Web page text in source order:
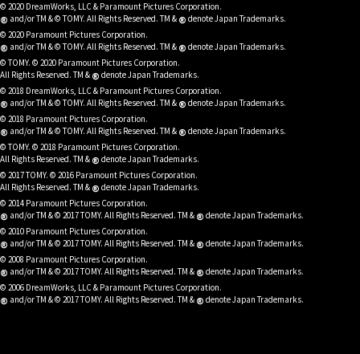
© 2020 DreamWorks, LLC & Paramount Pictures Corporation.
® and/or TM & © TOMY. All Rights Reserved. TM & ® denote Japan Trademarks.
© 2020 Paramount Pictures Corporation.
® and/or TM & © TOMY. All Rights Reserved. TM & ® denote Japan Trademarks.
© TOMY. © 2020 Paramount Pictures Corporation.
All Rights Reserved. TM & ® denote Japan Trademarks.
© 2018 DreamWorks, LLC & Paramount Pictures Corporation.
® and/or TM & © TOMY. All Rights Reserved. TM & ® denote Japan Trademarks.
© 2018 Paramount Pictures Corporation.
® and/or TM & © TOMY. All Rights Reserved. TM & ® denote Japan Trademarks.
© TOMY. © 2018 Paramount Pictures Corporation.
All Rights Reserved. TM & ® denote Japan Trademarks.
© 2017 TOMY. © 2016 Paramount Pictures Corporation.
All Rights Reserved. TM & ® denote Japan Trademarks.
© 2014 Paramount Pictures Corporation.
® and/or TM & © 2017 TOMY. All Rights Reserved. TM & ® denote Japan Trademarks.
© 2010 Paramount Pictures Corporation.
® and/or TM & © 2017 TOMY. All Rights Reserved. TM & ® denote Japan Trademarks.
© 2008 Paramount Pictures Corporation.
® and/or TM & © 2017 TOMY. All Rights Reserved. TM & ® denote Japan Trademarks.
© 2006 DreamWorks, LLC & Paramount Pictures Corporation.
® and/or TM & © 2017 TOMY. All Rights Reserved. TM & ® denote Japan Trademarks.